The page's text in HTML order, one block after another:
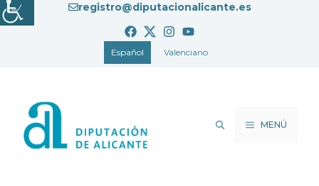
contenido
registro@diputacionalicante.es
Español Valenciano
MENÚ